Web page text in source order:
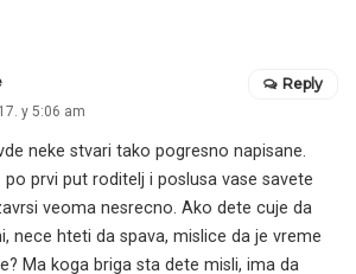
у 5:06 am
neke stvari tako pogresno napisane.
po prvi put roditelj i poslusa vase savete
veoma nesrecno. Ako dete cuje da
nece hteti da spava, mislice da je vreme
Ma koga briga sta dete misli, ima da
Reply